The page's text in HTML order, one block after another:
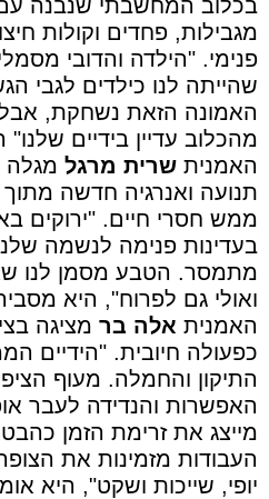
בכלוב המחשבתי שנבנה
מגבילות, פחדים וקולות
פנימי. "הילדה והדובי
שהייתה לנו כילדים לגבי
האמונה הזאת נשחקת,
מהכלוב עדיין בידיים
האמנית שרית מרגל מגלה
תנועה ואנרגיה חדשה
ממש חסרי חיים. "ירוקים
בעדינות פנימה לנשמה
מתמסר. הטבע מסמן לנו
ואולי גם לפרוח", היא
האמנית אלה בר מציגה
כפעולה חיובית. "הידיים
התיקון והחמלה. מעוף
האפשרות והנדידה לעבר
מייצג את זרימת הזמן
העבודות מזמינות את
יופי, שייכות ושקט", היא